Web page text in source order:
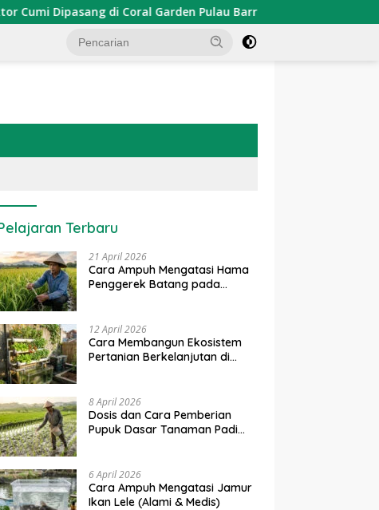
di Coral Garden Pulau Barrang Caddi
IoT dalam
Modern di Indonesia
Ekonomi Sumber Daya Lahan:
Terbaru
21 April 2026
Cara Ampuh Mengatasi Hama
Penggerek Batang pada
12 April 2026
Cara Membangun Ekosistem
Pertanian Berkelanjutan di
8 April 2026
Dosis dan Cara Pemberian
Pupuk Dasar Tanaman Padi
6 April 2026
Cara Ampuh Mengatasi Jamur
Ikan Lele (Alami & Medis)